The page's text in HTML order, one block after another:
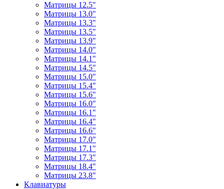
Матрицы 12.5"
Матрицы 13.0"
Матрицы 13.3"
Матрицы 13.5"
Матрицы 13.9"
Матрицы 14.0"
Матрицы 14.1"
Матрицы 14.5"
Матрицы 15.0"
Матрицы 15.4"
Матрицы 15.6"
Матрицы 16.0"
Матрицы 16.1"
Матрицы 16.4"
Матрицы 16.6"
Матрицы 17.0"
Матрицы 17.1"
Матрицы 17.3"
Матрицы 18.4"
Матрицы 23.8"
Клавиатуры